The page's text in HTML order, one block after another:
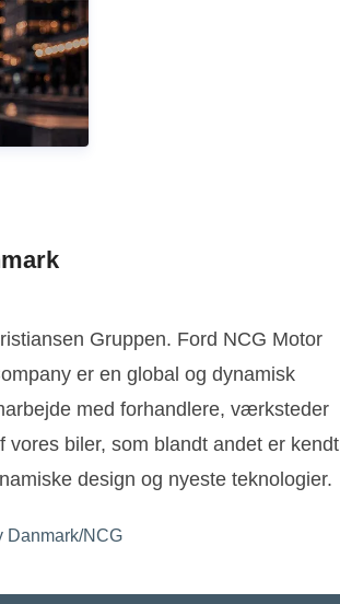
Gruppen. Ford NCG Motor
er en global og dynamisk
med forhandlere, værksteder
biler, som blandt andet er kendt
design og nyeste teknologier.